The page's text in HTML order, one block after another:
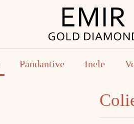
Pandantive Inele